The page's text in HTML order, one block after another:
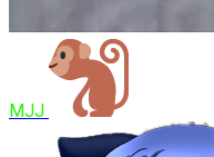
MJJ